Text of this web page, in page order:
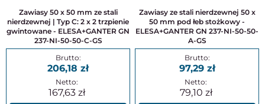
Zawiasy 50 x 50 mm ze stali
nierdzewnej | Typ C: 2 x 2 trzpienie
gwintowane - ELESA+GANTER GN
237-NI-50-50-C-GS
206,18
167,63
Zawiasy ze stali nierdzewnej 50 x
50 mm pod łeb stożkowy -
ELESA+GANTER GN 237-NI-50-50-
A-GS
97,29
79,10